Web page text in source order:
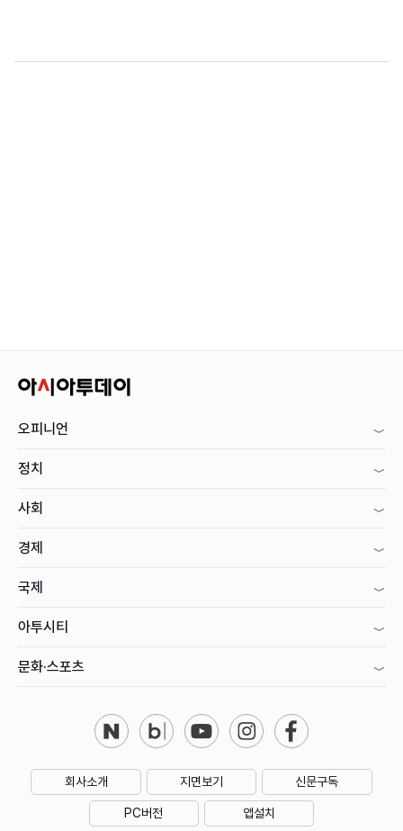
오피니언
정치
사회
경제
국제
아투시티
문화·스포츠
회사소개 지면보기 신문구독
PC버전 앱설치